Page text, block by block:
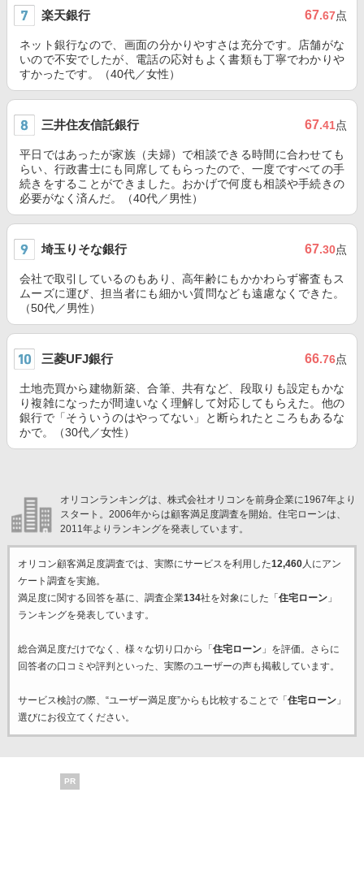
楽天銀行 67.67点
ネット銀行なので、画面の分かりやすさは充分です。店舗がな
いので不安でしたが、電話の応対もよく書類も丁寧でわかりや
すかったです。（40代／女性）
三井住友信託銀行 67.41点
平日ではあったが家族（夫婦）で相談できる時間に合わせても
らい、行政書士にも同席してもらったので、一度ですべての手
続きをすることができました。おかげで何度も相談や手続きの
必要がなく済んだ。（40代／男性）
埼玉りそな銀行 67.30点
会社で取引しているのもあり、高年齢にもかかわらず審査もス
ムーズに運び、担当者にも細かい質問なども遠慮なくできた。
（50代／男性）
三菱UFJ銀行 66.76点
土地売買から建物新築、合筆、共有など、段取りも設定もかな
り複雑になったが間違いなく理解して対応してもらえた。他の
銀行で「そういうのはやってない」と断られたところもあるな
かで。（30代／女性）
オリコンランキングは、株式会社オリコンを前身企業に1967年より
スタート。2006年からは顧客満足度調査を開始。住宅ローンは、
2011年よりランキングを発表しています。
オリコン顧客満足度調査では、実際にサービスを利用した12,460人にアン
ケート調査を実施。
満足度に関する回答を基に、調査企業134社を対象にした「 住宅ローン」
ランキングを発表しています。
総合満足度だけでなく、様々な切り口から「 住宅ローン」を評価。さらに
回答者の口コミや評判といった、実際のユーザーの声も掲載しています。
サービス検討の際、“ユーザー満足度”からも比較することで「 住宅ローン」
選びにお役立てください。
PR